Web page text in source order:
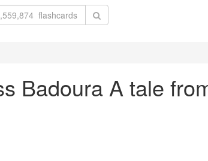
Badoura A tale